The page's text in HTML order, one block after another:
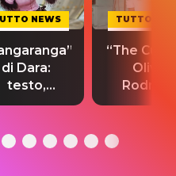
NEWS
di Dara:
testo,
e
singolo
TUTTO
“The
Olivia
testo,